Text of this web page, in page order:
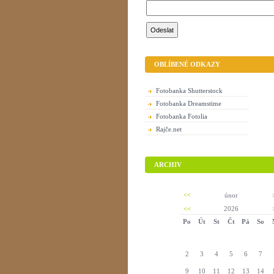
OBLÍBENÉ ODKAZY
Fotobanka Shutterstock
Fotobanka Dreamstime
Fotobanka Fotolia
Rajče.net
ARCHIV
<< únor
<<
2026
Po
Út St Čt Pá So
2 3 4 5 6 7
9 10 11 12 13 14